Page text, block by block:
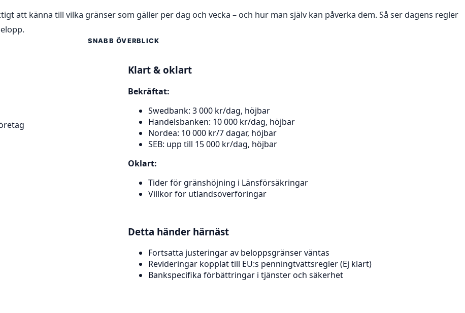
att känna till vilka gränser som gäller per dag och vecka – och hur man själv kan påverka dem. Så ser dagens regler
SNABB ÖVERBLICK
Klart & oklart
Bekräftat:
Swedbank: 3 000 kr/dag, höjbar
Handelsbanken: 10 000 kr/dag, höjbar
Nordea: 10 000 kr/7 dagar, höjbar
SEB: upp till 15 000 kr/dag, höjbar
Oklart:
Tider för gränshöjning i Länsförsäkringar
Villkor för utlandsöverföringar
Detta händer härnäst
Fortsatta justeringar av beloppsgränser väntas
Revideringar kopplat till EU:s penningtvättsregler (Ej klart)
Bankspecifika förbättringar i tjänster och säkerhet